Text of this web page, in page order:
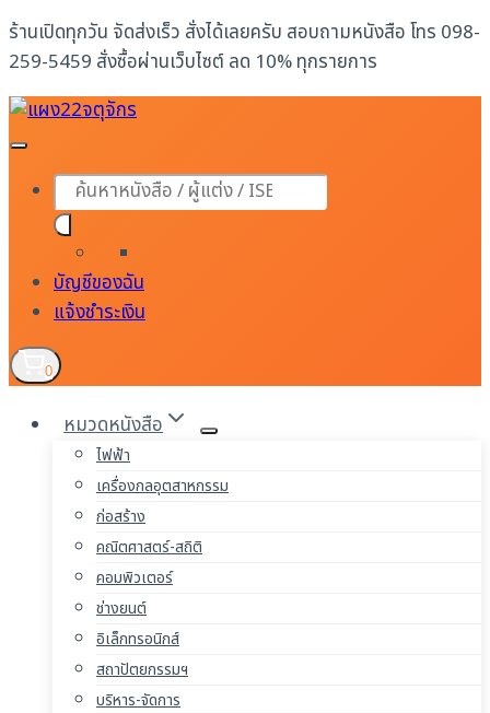
Skip
to
content
ร้านเปิดทุกวัน จัดส่งเร็ว สั่งได้เลยครับ สอบถามหนังสือ โทร 098-
259-5459 สั่งซื้อผ่านเว็บไซต์ ลด 10% ทุกรายการ
Products
search
บัญชีของฉัน
แจ้งชำระเงิน
0
หมวดหนังสือ
ไฟฟ้า
เครื่องกลอุตสาหกรรม
ก่อสร้าง
คณิตศาสตร์-สถิติ
คอมพิวเตอร์
ช่างยนต์
อิเล็กทรอนิกส์
สถาปัตยกรรมฯ
บริหาร-จัดการ